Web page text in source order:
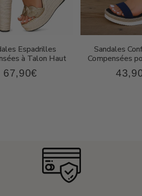
Espadrilles
à Talon Haut
Prix
67,90€
Sandales
Compensées
Prix